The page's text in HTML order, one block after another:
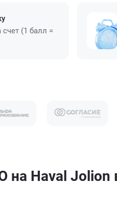
(1 балл =
Haval Jolion